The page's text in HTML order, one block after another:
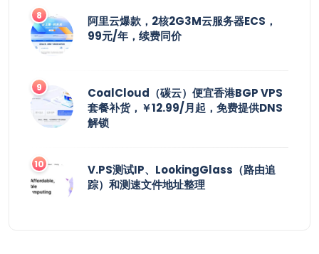
阿里云爆款，2核2G3M云服务器ECS，
99元/年，续费同价
CoalCloud（碳云）便宜香港BGP VPS
套餐补货，￥12.99/月起，免费提供DNS
解锁
V.PS测试IP、LookingGlass（路由追
踪）和测速文件地址整理